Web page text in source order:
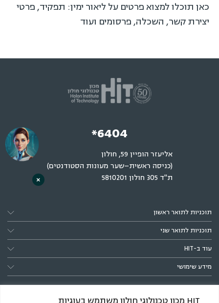
כאן תוכלו למצוא פרטים על ליאור ימין: תפקיד, פרטי
יצירת קשר, השכלה, פרסומים ועוד
*6404
אליעזר הופיין 59, חולון
(כניסה ראשית–שער מעונות הסטודנטים)
ת"ד 305 חולון 5810201
תוכניות לתואר ראשון
תוכניות לתואר שני
עוד ב-HIT
מידע שימושי
×